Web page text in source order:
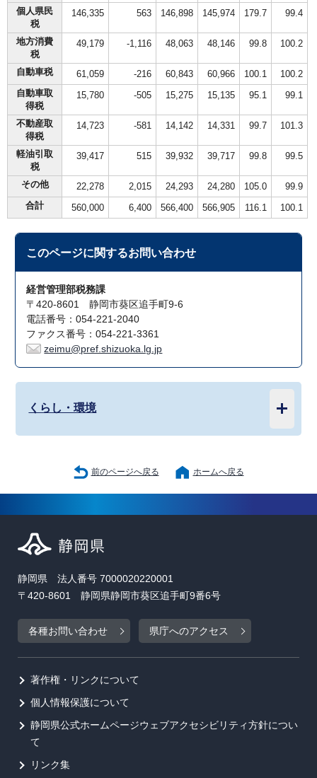
個人県民
税
146,335 563 146,898 145,974 179.7 99.4
地方消費
税
49,179 -1,116 48,063 48,146 99.8 100.2
自動車税 61,059 -216 60,843 60,966 100.1
100.2
自動車取
得税
15,780 -505 15,275 15,135 95.1 99.1
不動産取
得税
14,723 -581 14,142 14,331 99.7 101.3
軽油引取
税
39,417 515 39,932 39,717 99.8 99.5
その他 22,278 2,015 24,293 24,280 105.0
99.9
合計
560,000 6,400 566,400 566,905 116.1 100.1
このページに関するお問い合わせ
経営管理部税務課
〒420-8601 静岡市葵区追手町9-6
電話番号：054-221-2040
ファクス番号：054-221-3361
zeimu@pref.shizuoka.lg.jp
くらし・環境
前のページへ戻る ホームへ戻る
静岡県 法人番号 7000020220001
〒420-8601 静岡県静岡市葵区追手町9番6号
各種お問い合わせ 県庁へのアクセス
著作権・リンクについて
個人情報保護について
静岡県公式ホームページウェブアクセシビリティ方針につい
て
リンク集